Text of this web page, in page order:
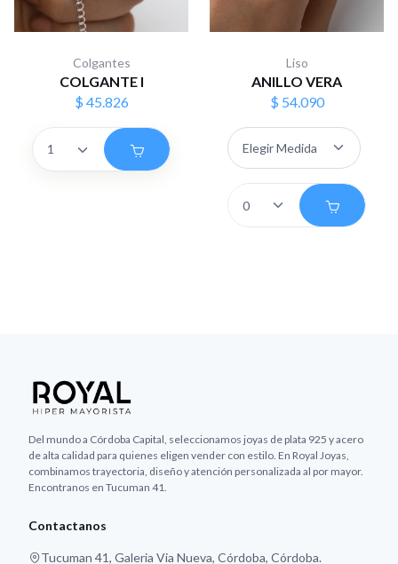
Colgantes
COLGANTE I
$ 45.826
Liso
ANILLO VERA
$ 54.090
Del mundo a Córdoba Capital, seleccionamos joyas de plata 925 y acero
de alta calidad para quienes eligen vender con estilo. En Royal Joyas,
combinamos trayectoria, diseño y atención personalizada al por mayor.
Encontranos en Tucuman 41.
Contactanos
Tucuman 41, Galeria Via Nueva, Córdoba, Córdoba.